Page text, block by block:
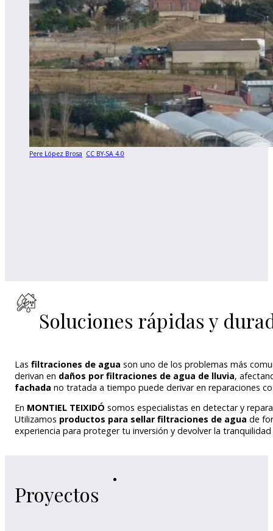
Pere López Brosa CC BY-SA 4.0
Soluciones rápidas y
Las filtraciones de agua son uno de los problemas más
derivan en daños por filtraciones de agua de lluvia,
fachada no tratada a tiempo puede derivar en reparaciones
En MONTIEL TEIXIDÓ somos especialistas en detectar y
Utilizamos productos para sellar filtraciones de agua de
experiencia para proteger tu inversión y devolver la
Proyectos